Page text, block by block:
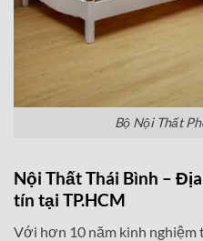
Bộ Nội Thất
Nội Thất Thái Bình –
tín tại TP.HCM
Với hơn 10 năm kinh nghiệm